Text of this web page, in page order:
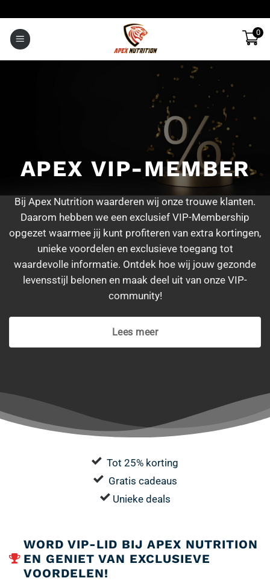
inhoud
0
APEX VIP-MEMBER
Bij Apex Nutrition waarderen wij onze trouwe klanten.
Daarom hebben we een exclusief VIP-Membership
opgezet waarmee jij kunt profiteren van extra kortingen,
unieke voordelen en exclusieve toegang tot
waardevolle informatie. Ontdek hoe wij jouw gezonde
levensstijl belonen en maak deel uit van onze VIP-
community!
Lees meer
Tot 25% korting
Gratis cadeaus
Unieke deals
WORD VIP-LID BIJ APEX NUTRITION
EN GENIET VAN EXCLUSIEVE
VOORDELEN!